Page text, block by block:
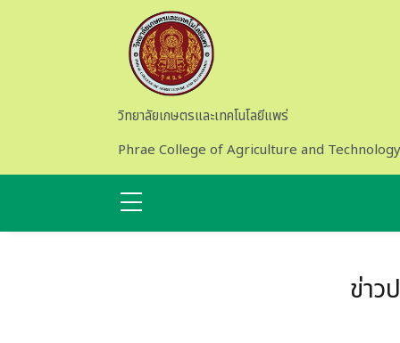
วิทยาลัยเกษตรและเทคโนโลยีแพร่
Phrae College of Agriculture and Technology
ข่าว